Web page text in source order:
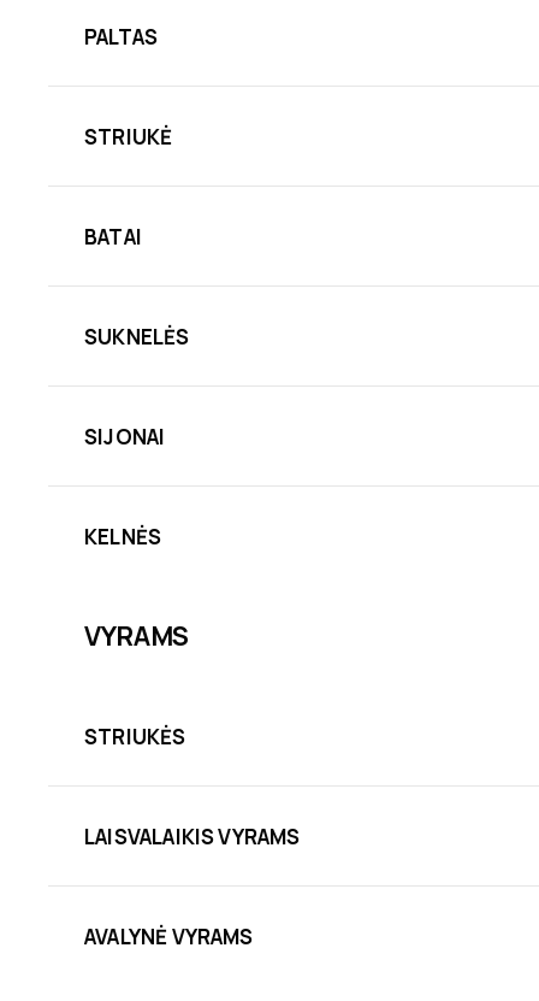
PALTAS
STRIUKĖ
BATAI
SUKNELĖS
SIJONAI
KELNĖS
VYRAMS
STRIUKĖS
LAISVALAIKIS VYRAMS
AVALYNĖ VYRAMS